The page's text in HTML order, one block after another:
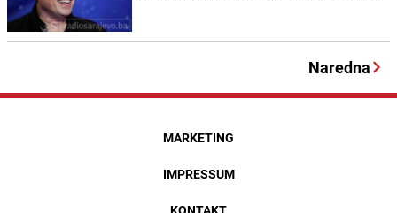
Naredna
MARKETING
IMPRESSUM